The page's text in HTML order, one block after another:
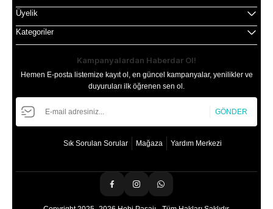
Üyelik
Kategoriler
Kampanyalardan Haberdar Ol!
Hemen E-posta listemize kayıt ol, en güncel kampanyalar, yenilikler ve
duyuruları ilk öğrenen sen ol.
GÖNDER
Sık Sorulan Sorular Mağaza Yardım Merkezi